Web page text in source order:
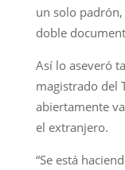
un solo
doble
Así lo aseveró
magistrado del
abiertamente
el extranjero.
“Se está